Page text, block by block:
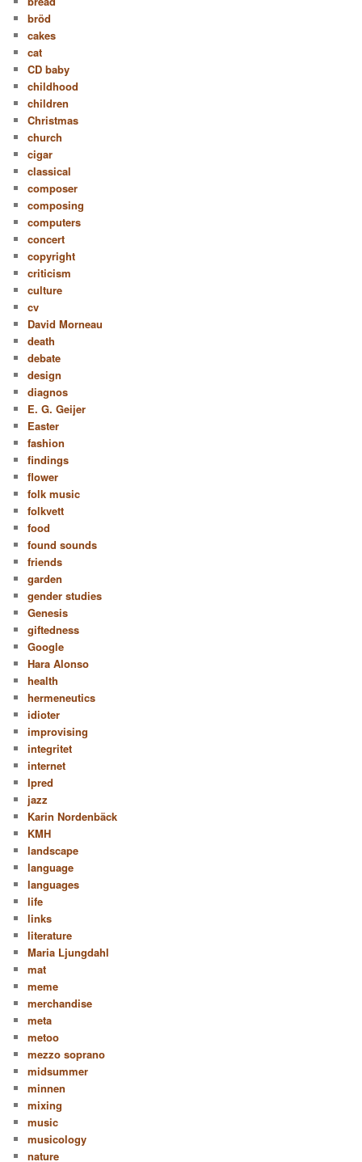
bröd
cakes
cat
CD baby
childhood
children
Christmas
church
cigar
classical
composer
composing
computers
concert
copyright
criticism
culture
cv
David Morneau
death
debate
design
diagnos
E. G. Geijer
Easter
fashion
findings
flower
folk music
folkvett
food
found sounds
friends
garden
gender studies
Genesis
giftedness
Google
Hara Alonso
health
hermeneutics
idioter
improvising
integritet
internet
Ipred
jazz
Karin Nordenbäck
KMH
landscape
language
languages
life
links
literature
Maria Ljungdahl
mat
meme
merchandise
meta
metoo
mezzo soprano
midsummer
minnen
mixing
music
musicology
nature